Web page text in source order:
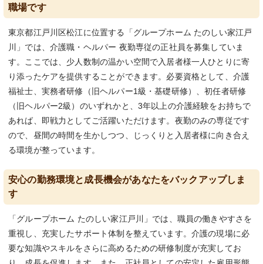
職場です
東京都江戸川区松江に位置する「グループホーム たのしい家江戸
川」では、介護職・ヘルパー 夜勤専従の正社員を募集していま
す。ここでは、少人数制の温かい空間で入居者様一人ひとりに寄
り添ったケアを提供することができます。必要資格として、介護
福祉士、実務者研修（旧ヘルパー1級・基礎研修）、初任者研修
（旧ヘルパー2級）のいずれかと、3年以上の介護経験をお持ちで
あれば、即戦力としてご活躍いただけます。夜勤のみの専従です
ので、昼間の時間を生かしつつ、じっくりと入居者様に向き合え
る環境が整っています。
安心の勤務環境と成長機会があなたをバックアップしま
す
「グループホーム たのしい家江戸川」では、職員の働きやすさを
重視し、充実したサポート体制を整えています。介護の現場に必
要な知識やスキルをさらに高めるための研修制度が充実してお